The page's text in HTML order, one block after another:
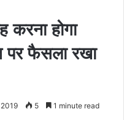
करना होगा
पर फैसला रखा
5 1 minute read